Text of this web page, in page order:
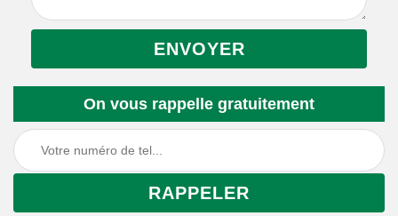
On vous rappelle gratuitement